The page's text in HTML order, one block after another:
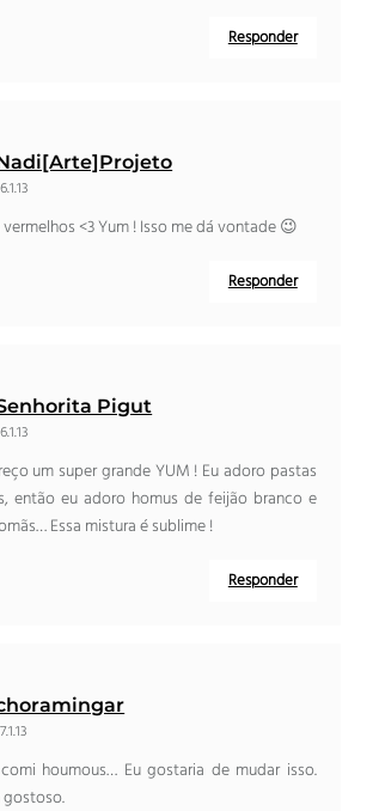
Responder
<3 Yum ! Isso me dá vontade 😉
Responder
Pigut
um super grande YUM ! Eu adoro pastas
então eu adoro homus de feijão branco e
Essa mistura é sublime !
Responder
houmous… Eu gostaria de mudar isso.
gostoso.